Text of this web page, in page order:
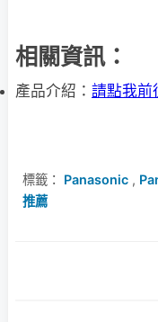
相關資訊：
產品介紹： 請點我前
標籤： Panasonic ,
推薦